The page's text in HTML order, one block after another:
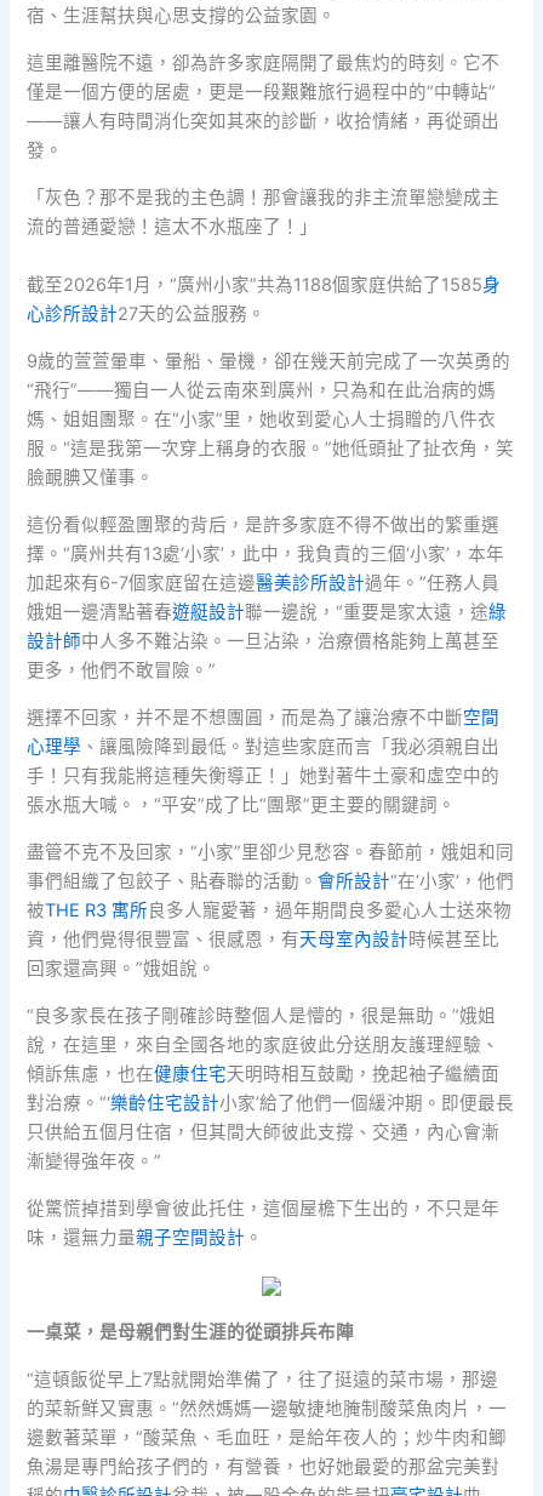
宿、生涯幫扶與心思支撐的公益家園。
這里離醫院不遠，卻為許多家庭隔開了最焦灼的時刻。它不
僅是一個方便的居處，更是一段艱難旅行過程中的“中轉站”
——讓人有時間消化突如其來的診斷，收拾情緒，再從頭出
發。
「灰色？那不是我的主色調！那會讓我的非主流單戀變成主
流的普通愛戀！這太不水瓶座了！」
截至2026年1月，“廣州小家”共為1188個家庭供給了1585身
心診所設計27天的公益服務。
9歲的萱萱暈車、暈船、暈機，卻在幾天前完成了一次英勇的
“飛行”——獨自一人從云南來到廣州，只為和在此治病的媽
媽、姐姐團聚。在“小家”里，她收到愛心人士捐贈的八件衣
服。“這是我第一次穿上稱身的衣服。”她低頭扯了扯衣角，笑
臉靦腆又懂事。
這份看似輕盈團聚的背后，是許多家庭不得不做出的繁重選
擇。“廣州共有13處‘小家’，此中，我負責的三個‘小家’，本年
加起來有6-7個家庭留在這邊醫美診所設計過年。”任務人員
娥姐一邊清點著春遊艇設計聯一邊說，“重要是家太遠，途綠
設計師中人多不難沾染。一旦沾染，治療價格能夠上萬甚至
更多，他們不敢冒險。”
選擇不回家，并不是不想團圓，而是為了讓治療不中斷空間
心理學 、讓風險降到最低。對這些家庭而言「我必須親自出
手！只有我能將這種失衡導正！」她對著牛土豪和虛空中的
張水瓶大喊。，“平安”成了比“團聚”更主要的關鍵詞。
盡管不克不及回家，“小家”里卻少見愁容。春節前，娥姐和同
事們組織了包餃子、貼春聯的活動。會所設計“在‘小家’，他們
被THE R3 寓所良多人寵愛著，過年期間良多愛心人士送來物
資，他們覺得很豐富、很感恩，有天母室內設計時候甚至比
回家還高興。”娥姐說。
“良多家長在孩子剛確診時整個人是懵的，很是無助。”娥姐
說，在這里，來自全國各地的家庭彼此分送朋友護理經驗、
傾訴焦慮，也在健康住宅天明時相互鼓勵，挽起袖子繼續面
對治療。“‘樂齡住宅設計小家’給了他們一個緩沖期。即便最長
只供給五個月住宿，但其間大師彼此支撐、交通，內心會漸
漸變得強年夜。”
從驚慌掉措到學會彼此托住，這個屋檐下生出的，不只是年
味，還無力量親子空間設計 。
一桌菜，是母親們對生涯的從頭排兵布陣
“這頓飯從早上7點就開始準備了，往了挺遠的菜市場，那邊
的菜新鮮又實惠。”然然媽媽一邊敏捷地腌制酸菜魚肉片，一
邊數著菜單，“酸菜魚、毛血旺，是給年夜人的；炒牛肉和鯽
魚湯是專門給孩子們的，有營養，也好她最愛的那盆完美對